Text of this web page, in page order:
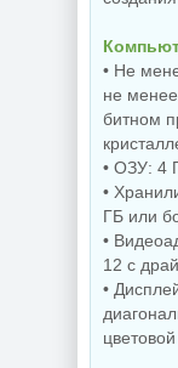
• Не
не
битном
• ОЗУ: 4
•
ГБ или
•
12 с
•
цветовой